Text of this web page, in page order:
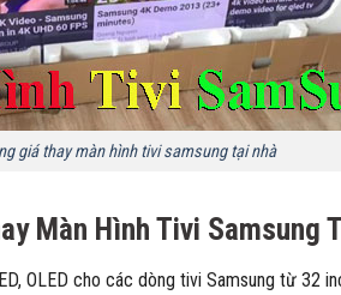
giá thay màn hình tivi samsung tại nhà
Màn Hình Tivi Samsung
OLED cho các dòng tivi Samsung từ 32